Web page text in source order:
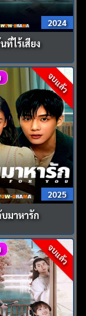
2024
ที่ไร้เสียง
จบแล้ว
2025
มาหารัก
จบแล้ว